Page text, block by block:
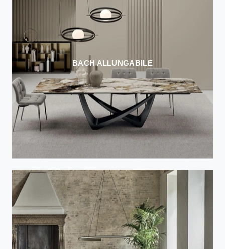
BACH ALLUNGABILE